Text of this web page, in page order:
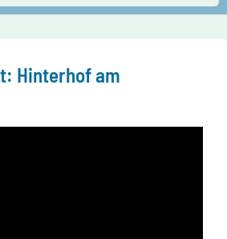
Hinterhof am